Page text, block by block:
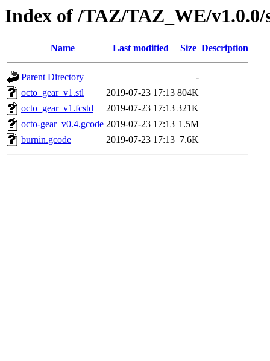
Index of /TAZ/TAZ_WE/
Name Last modified Size Description
Parent Directory
-
octo_gear_v1.stl
2019-07-23 17:13 804K
octo_gear_v1.fcstd
2019-07-23 17:13 321K
octo-gear_v0.4.gcode 2019-07-23 17:13 1.5M
burnin.gcode
2019-07-23 17:13 7.6K